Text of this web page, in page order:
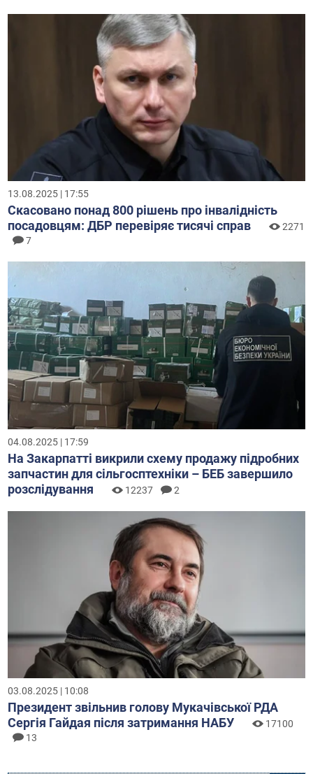
13.08.2025 | 17:55
Скасовано понад 800 рішень про інвалідність
посадовцям: ДБР перевіряє тисячі справ
2271
7
04.08.2025 | 17:59
На Закарпатті викрили схему продажу підробних
запчастин для сільгосптехніки – БЕБ завершило
розслідування
12237 2
03.08.2025 | 10:08
Президент звільнив голову Мукачівської РДА
Сергія Гайдая після затримання НАБУ
17100
13